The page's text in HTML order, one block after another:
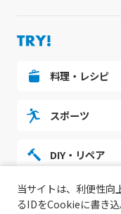
料理・レシピ
スポーツ
DIY・リペア
勉強・スタディ
当サイトは、利便性向
るIDをCookieに書き込